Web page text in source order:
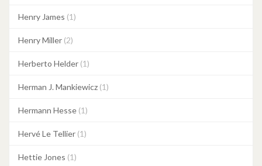
Henry James (1)
Henry Miller (2)
Herberto Helder (1)
Herman J. Mankiewicz (1)
Hermann Hesse (1)
Hervé Le Tellier (1)
Hettie Jones (1)